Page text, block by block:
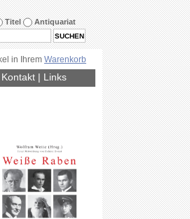
Titel Antiquariat
in Ihrem Warenkorb
Kontakt| Links